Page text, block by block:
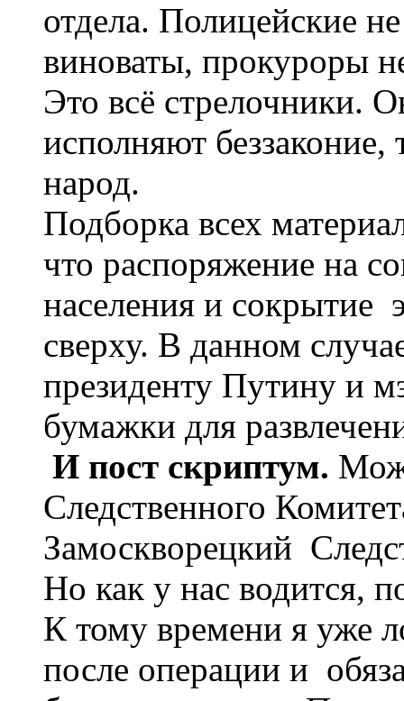
отдела. Полицейские
виноваты, прокуроры
Это всё стрелочники.
исполняют беззаконие,
народ.
Подборка всех
что распоряжение на
населения и сокрытие
сверху. В данном
президенту Путину и
бумажки для
И пост скриптум.
Следственного
Замоскворецкий
Но как у нас водится,
К тому времени я уже
после операции и